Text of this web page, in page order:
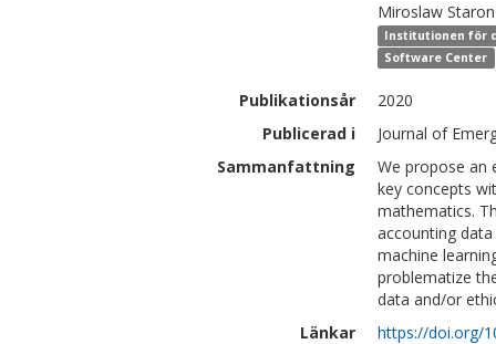
Miroslaw Staron
Institutionen för
Software Center
Publikationsår
2020
Publicerad i
Journal of
Sammanfattning
We propose an
key concepts
mathematics.
accounting
machine
problematize
data and/or
Länkar
https://doi.org/